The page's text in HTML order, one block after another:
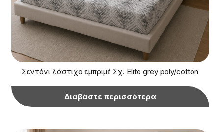
Σεντόνι λάστιχο εμπριμέ Σχ. Elite grey poly/cotton
Διαβάστε περισσότερα